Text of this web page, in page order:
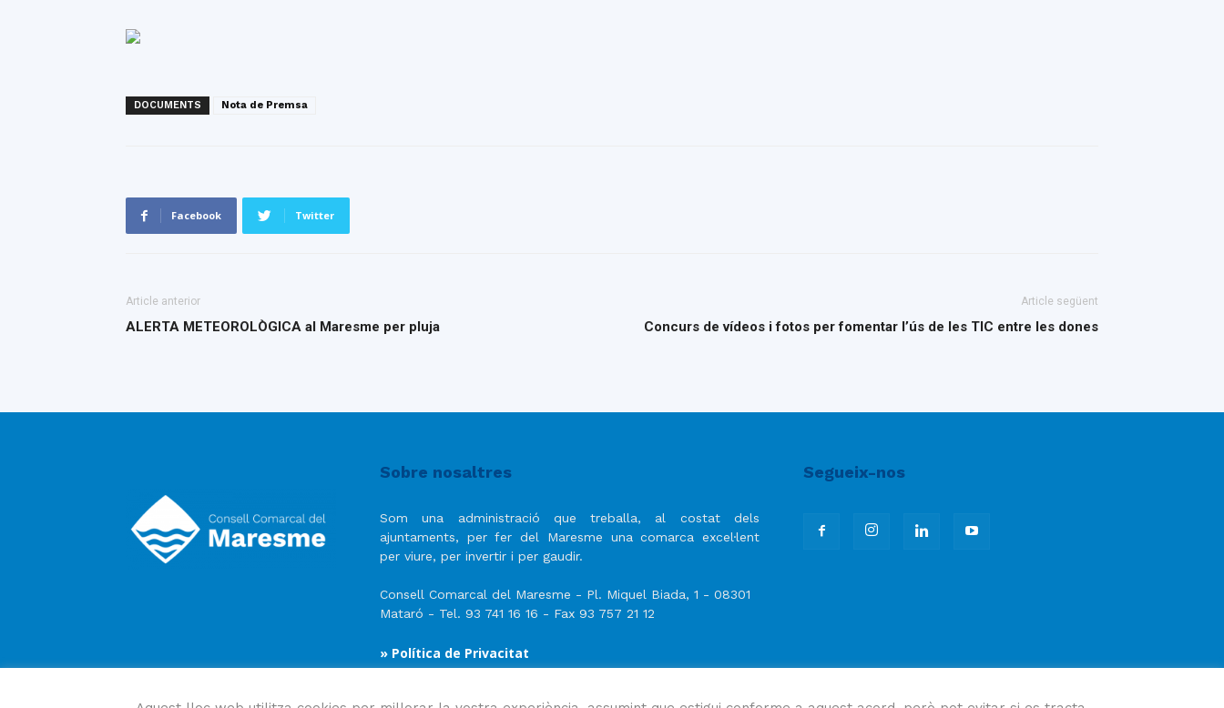
DOCUMENTS Nota de Premsa
Facebook Twitter
Article anterior
ALERTA METEOROLÒGICA al Maresme per pluja
Article següent
Concurs de vídeos i fotos per fomentar l’ús de les TIC entre les dones
Sobre nosaltres
Som una administració que treballa, al costat dels
ajuntaments, per fer del Maresme una comarca excel·lent
per viure, per invertir i per gaudir.
Consell Comarcal del Maresme - Pl. Miquel Biada, 1 - 08301
Mataró - Tel. 93 741 16 16 - Fax 93 757 21 12
» Política de Privacitat
Segueix-nos